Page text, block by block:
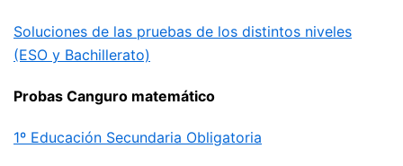
Soluciones de las pruebas de los distintos niveles
(ESO y Bachillerato)
Probas Canguro matemático
1º Educación Secundaria Obligatoria